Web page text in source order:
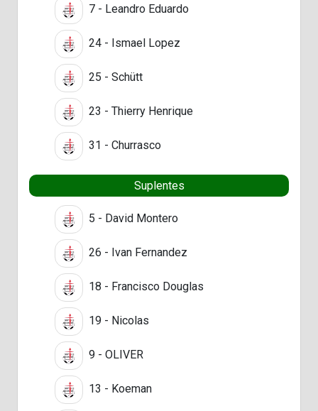
7 - Leandro Eduardo
24 - Ismael Lopez
25 - Schütt
23 - Thierry Henrique
31 - Churrasco
Suplentes
5 - David Montero
26 - Ivan Fernandez
18 - Francisco Douglas
19 - Nicolas
9 - OLIVER
13 - Koeman